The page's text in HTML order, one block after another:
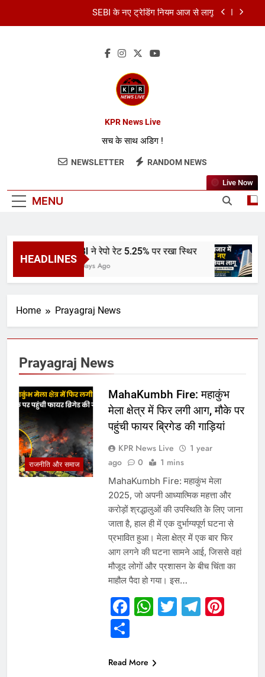
SEBI के नए ट्रेडिंग नियम आज से लागू
RBI ने रेपो रेट 5.25% पर रखा स्थिर
SEBI के नए ट्रेडिंग नियम आज से लागू
कॉमनवेल्थ गेम्स 2026: भारत का स्वर्णिम समापन
कमर्शियल LPG सिलेंडर हुआ सस्ता
KPR News Live
सच के साथ अडिग !
NEWSLETTER RANDOM NEWS
MENU
Live Now
HEADLINES
RBI ने रेपो रेट 5.25% पर रखा स्थिर
3 Days Ago
Home Prayagraj News
Prayagraj News
राजनीति और समाज
MahaKumbh Fire: महाकुंभ
मेला क्षेत्र में फ‍िर लगी आग, मौके पर
पहुंची फायर ब्र‍िगेड की गाड़ियां
KPR News Live
1 year
ago
0 1 mins
MahaKumbh Fire: महाकुंभ मेला
2025, जो अपनी आध्यात्मिक महत्ता और
करोड़ों श्रद्धालुओं की उपस्थिति के लिए जाना
जाता है, हाल ही में एक दुर्भाग्यपूर्ण घटना से
प्रभावित हुआ। मेला क्षेत्र में एक बार फिर
आग लगने की घटना सामने आई, जिससे वहां
मौजूद लोगों और प्रशासन के बीच चिंता का
माहौल पैदा हो गया। इस…
Facebook
WhatsApp
Twitter
Share
Read More